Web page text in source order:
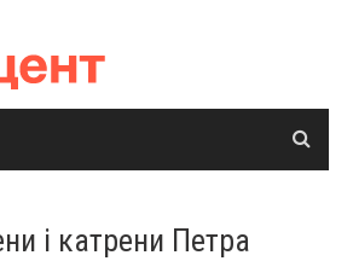
і катрени Петра